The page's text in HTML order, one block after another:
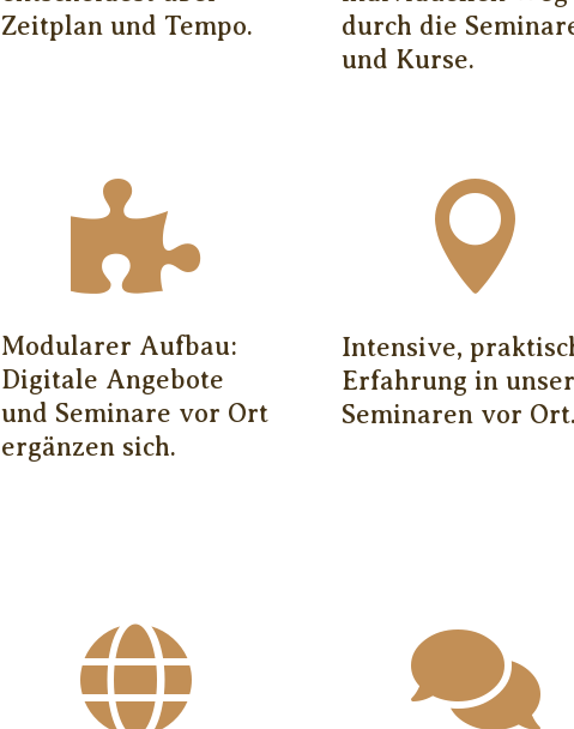
Zeitplan und Tempo.
durch die
und Kurse.

Modularer Aufbau:
Digitale Angebote
und Seminare vor Ort
ergänzen sich.

Intensive,
Erfahrung in
Seminaren vor Ort.
 